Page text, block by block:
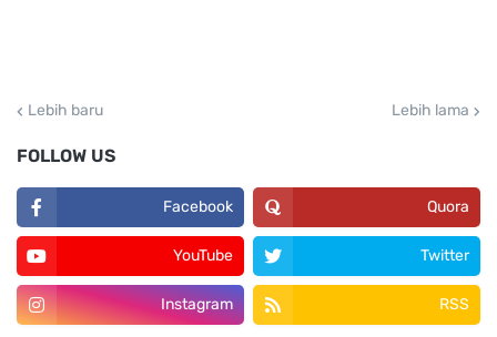
Lebih baru Lebih lama
FOLLOW US
Facebook Quora
YouTube Twitter
Instagram RSS